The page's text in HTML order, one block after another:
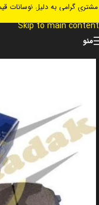
Skip to navigation
Skip to main content
مشتری گرامی به دلیل نوسانات
منو